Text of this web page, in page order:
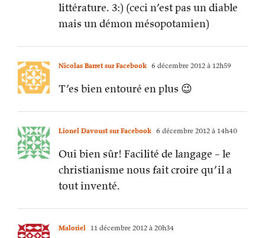
littérature. 3:) (ceci n’est pas un diable
mais un démon mésopotamien)
Nicolas Barret sur Facebook 6 décembre 2012 à 12h59
T’es bien entouré en plus 😉
Lionel Davoust sur Facebook 6 décembre 2012 à 14h40
Oui bien sûr! Facilité de langage – le
christianisme nous fait croire qu’il a
tout inventé.
Maloriel 11 décembre 2012 à 20h34